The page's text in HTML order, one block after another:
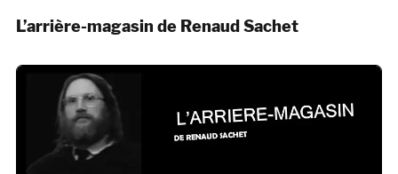
L’arrière-magasin de Renaud Sachet